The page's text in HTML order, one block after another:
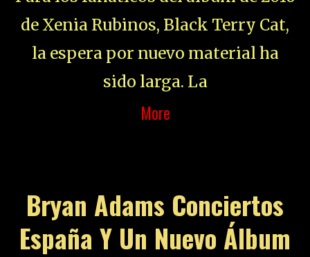
de Xenia Rubinos, Black Terry Cat,
la espera por nuevo material ha
sido larga. La
More
Bryan Adams Conciertos
España Y Un Nuevo Álbum